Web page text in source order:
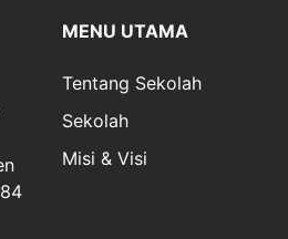
MENU UTAMA
Tentang Sekolah
Sekolah
Misi & Visi